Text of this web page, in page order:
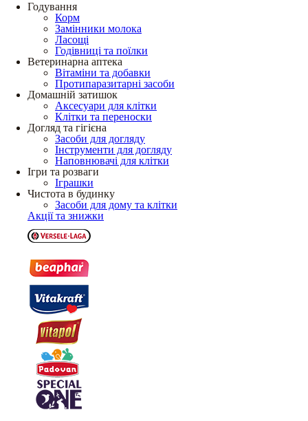
Годування
Корм
Замінники молока
Ласощі
Годівниці та поїлки
Ветеринарна аптека
Вітаміни та добавки
Протипаразитарні засоби
Домашній затишок
Аксесуари для клітки
Клітки та переноски
Догляд та гігієна
Засоби для догляду
Інструменти для догляду
Наповнювачі для клітки
Ігри та розваги
Іграшки
Чистота в будинку
Засоби для дому та клітки
Акції та знижки